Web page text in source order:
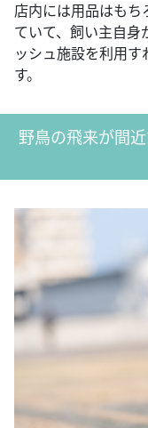
店内には用品はもち
ていて、飼い主自身
ッシュ施設を利用
す。
野鳥の飛来が間